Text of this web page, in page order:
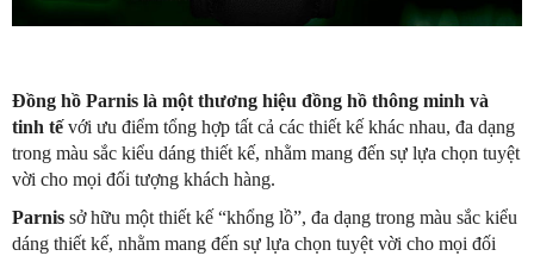
Đồng hồ Parnis là một thương hiệu đồng hồ thông minh và
tinh tếvới ưu điểm tổng hợp tất cả các thiết kế khác nhau, đa dạng
trong màu sắc kiểu dáng thiết kế, nhằm mang đến sự lựa chọn tuyệt
vời cho mọi đối tượng khách hàng.
Parnis sở hữu một thiết kế “khổng lồ”, đa dạng trong màu sắc kiểu
dáng thiết kế, nhằm mang đến sự lựa chọn tuyệt vời cho mọi đối